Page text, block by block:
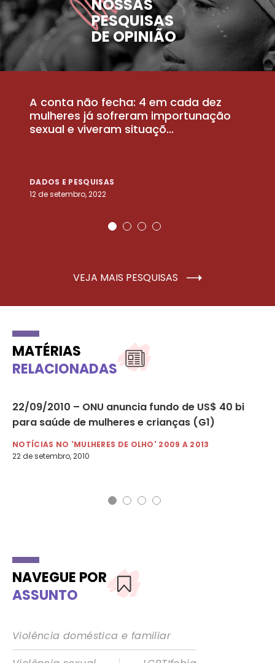
NOSSAS
PESQUISAS
DE OPINIÃO
A conta não fecha: 4 em cada dez
mulheres já sofreram importunação
sexual e viveram situaçõ...
DADOS E PESQUISAS
12 de setembro, 2022
VEJA MAIS PESQUISAS
MATÉRIAS
RELACIONADAS
22/09/2010 – ONU anuncia fundo de US$ 40 bi
para saúde de mulheres e crianças (G1)
NOTÍCIAS NO 'MULHERES DE OLHO' 2009 A 2013
22 de setembro, 2010
NAVEGUE POR
ASSUNTO
Violência doméstica e familiar